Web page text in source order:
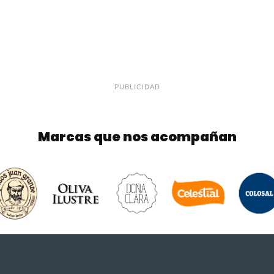
PUBLICIDAD
Marcas que nos acompañan